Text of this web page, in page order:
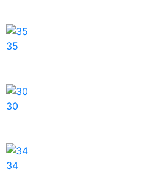
35
30
34